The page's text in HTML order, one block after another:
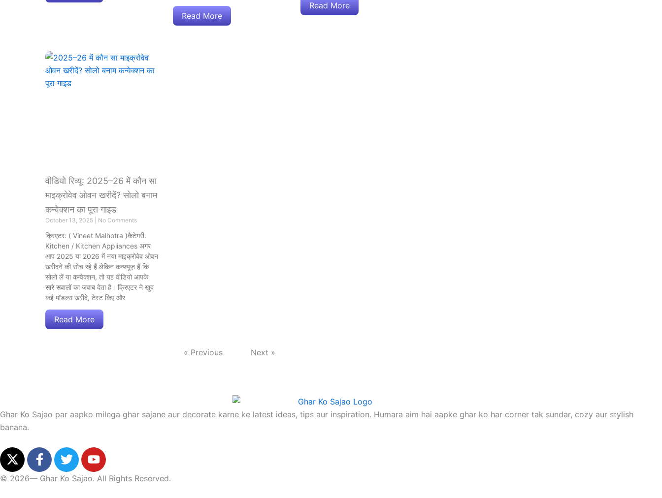
Read More
Read More
वीडियो रिव्यू: 2025–26 में कौन सा
माइक्रोवेव ओवन खरीदें? सोलो बनाम
कन्वेक्शन का पूरा गाइड
October 13, 2025 No Comments
क्रिएटर: ( Vineet Malhotra )कैटेगरी:
Kitchen / Kitchen Appliances अगर
आप 2025 या 2026 में नया माइक्रोवेव ओवन
खरीदने की सोच रहे हैं लेकिन कन्फ्यूज़ हैं कि
सोलो लें या कन्वेक्शन, तो यह वीडियो आपके
सारे सवालों का जवाब देता है। क्रिएटर ने खुद
कई मॉडल्स खरीदे, टेस्ट किए और
Read More
« Previous Next »
Ghar Ko Sajao par aapko milega ghar sajane aur decorate karne ke latest ideas, tips aur inspiration. Humara aim hai aapke ghar ko har corner tak sundar, cozy aur stylish
banana.
X
-
t
F
a
c
T
w
i
Y
o
u
© 2026— Ghar Ko Sajao. All Rights Reserved.